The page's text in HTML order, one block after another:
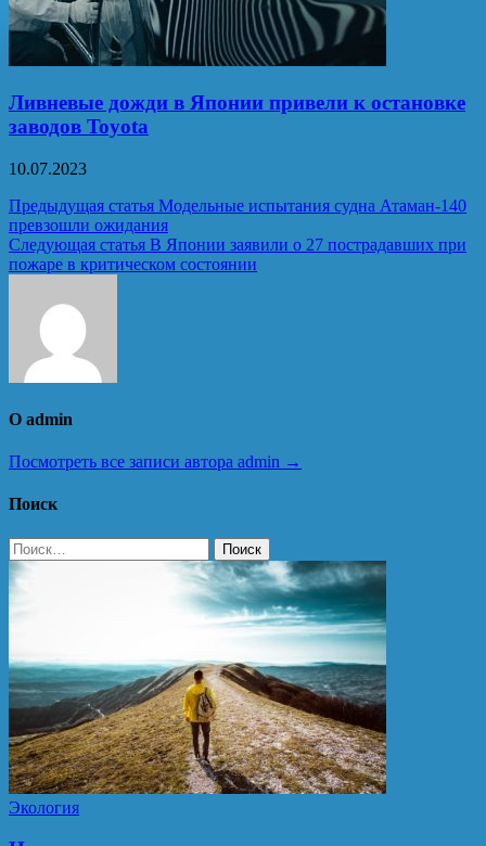
Ливневые дожди в Японии привели к остановке
заводов Toyota
10.07.2023
Навигация
по
записям
Предыдущая статья Модельные испытания судна Атаман-140
превзошли ожидания
Следующая статья В Японии заявили о 27 пострадавших при
пожаре в критическом состоянии
О admin
Посмотреть все записи автора admin →
Поиск
Найти:
Экология